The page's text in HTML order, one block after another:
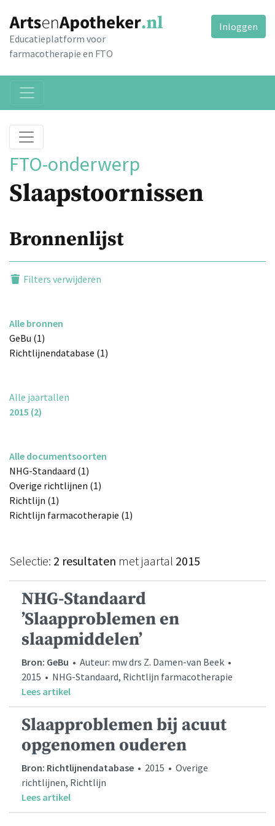
Educatieplatform voor
farmacotherapie en FTO
Inloggen
FTO-onderwerp
Slaapstoornissen
Bronnenlijst
Filters verwijderen
Alle bronnen
GeBu (1)
Richtlijnendatabase (1)
Alle jaartallen
2015 (2)
Alle documentsoorten
NHG-Standaard (1)
Overige richtlijnen (1)
Richtlijn (1)
Richtlijn farmacotherapie (1)
Selectie: 2 resultaten met jaartal 2015
NHG-Standaard
’Slaapproblemen en
slaapmiddelen’
Bron: GeBu • Auteur: mw drs Z. Damen-van Beek •
2015 • NHG-Standaard, Richtlijn farmacotherapie
Lees artikel
Slaapproblemen bij acuut
opgenomen ouderen
Bron: Richtlijnendatabase • 2015 • Overige
richtlijnen, Richtlijn
Lees artikel